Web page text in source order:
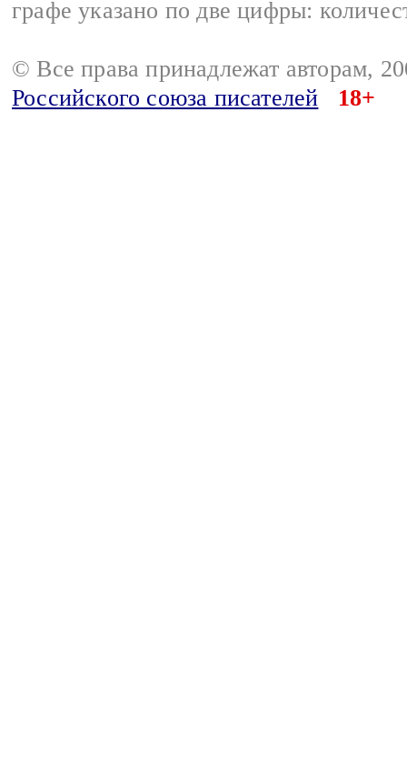
графе указано по две цифры:
© Все права принадлежат авторам,
Российского союза писателей
18+